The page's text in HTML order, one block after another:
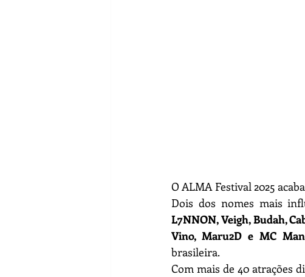
O ALMA Festival 2025
L7NNON,Veigh, Budah,
Vino, Maru2D e MC
brasileira.
Com mais de 40 atrações